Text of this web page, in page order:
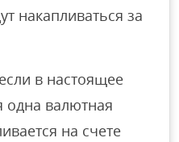
накапливаться за
в настоящее
одна валютная
на счете